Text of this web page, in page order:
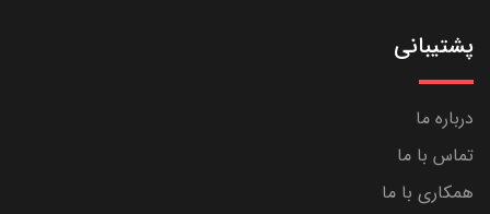
پشتیبانی
درباره ما
تماس با ما
همکاری با ما